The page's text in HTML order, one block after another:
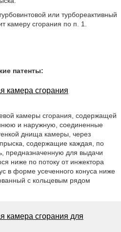
или турбореактивный
камеру сгорания по п. 1.
патенты:
камера сгорания
камеры сгорания, содержащей
и наружную, соединенные
днища камеры, через
содержащие каждая, по
предназначенную для выдачи
ниже по потоку от инжектора
в форме усеченного конуса ниже
с кольцевым рядом
камера сгорания для